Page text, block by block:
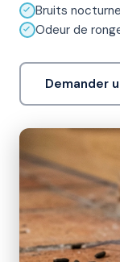
Bruits
Odeur de
Demander